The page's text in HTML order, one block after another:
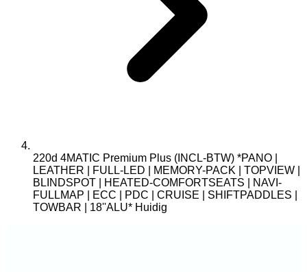
220d 4MATIC Premium Plus (INCL-BTW) *PANO |
LEATHER | FULL-LED | MEMORY-PACK | TOPVIEW |
BLINDSPOT | HEATED-COMFORTSEATS | NAVI-
FULLMAP | ECC | PDC | CRUISE | SHIFTPADDLES |
TOWBAR | 18''ALU* Huidig